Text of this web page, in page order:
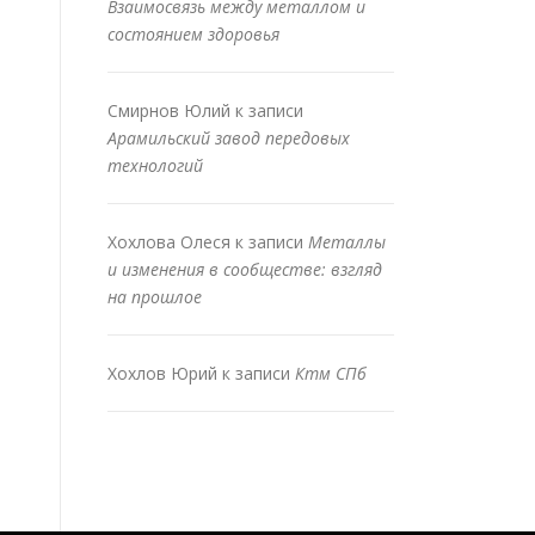
Взаимосвязь между металлом и
состоянием здоровья
Смирнов Юлий к записи
Арамильский завод передовых
технологий
Хохлова Олеся к записи Металлы
и изменения в сообществе: взгляд
на прошлое
Хохлов Юрий к записи Ктм СПб